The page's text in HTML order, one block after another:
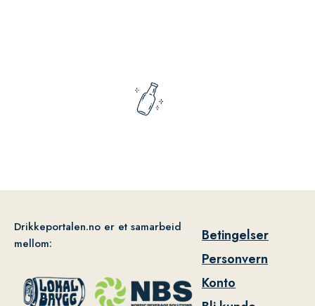
Drikkeportalen.no er et samarbeid
mellom:
Betingelser
Personvern
Konto